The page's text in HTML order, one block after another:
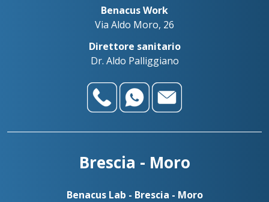
Benacus Work
Via Aldo Moro, 26
Direttore sanitario
Dr. Aldo Palliggiano
Brescia - Moro
Benacus Lab - Brescia - Moro